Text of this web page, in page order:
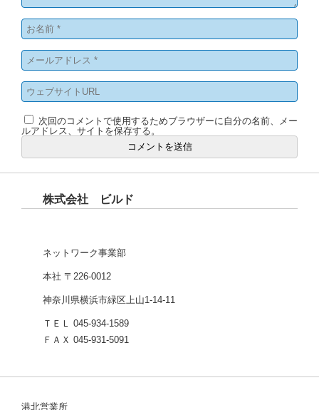
次回のコメントで使用するためブラウザーに自分の名前、メー
ルアドレス、サイトを保存する。
株式会社 ビルド
ネットワーク事業部
本社 〒226-0012
神奈川県横浜市緑区上山1-14-11
ＴＥＬ 045-934-1589
ＦＡＸ 045-931-5091
港北営業所